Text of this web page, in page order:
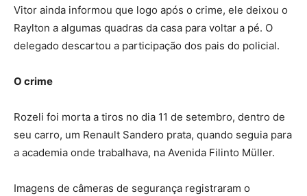
Vitor ainda informou que logo após o crime, ele deixou o
Raylton a algumas quadras da casa para voltar a pé. O
delegado descartou a participação dos pais do policial.
O crime
Rozeli foi morta a tiros no dia 11 de setembro, dentro de
seu carro, um Renault Sandero prata, quando seguia para
a academia onde trabalhava, na Avenida Filinto Müller.
Imagens de câmeras de segurança registraram o